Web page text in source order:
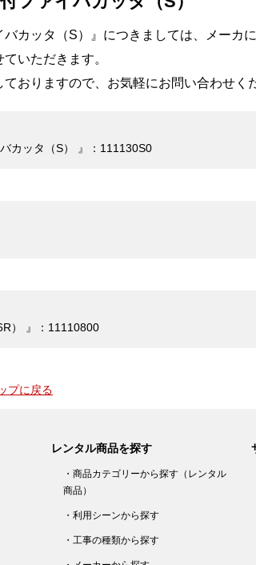
バカッタ（S）』につきましては、メー
いただきます。
おりますので、お気軽にお問い合わせく
カッタ（S） 』：111130S0
） 』：11110800
プに戻る
レンタル商品を探す
・商品カテゴリーから探す（レンタル
商品）
・利用シーンから探す
・工事の種類から探す